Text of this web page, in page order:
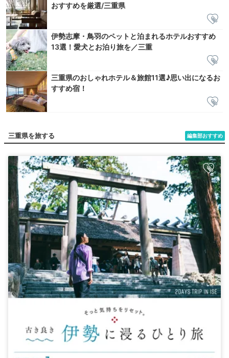
おすすめを厳選/三重県
伊勢志摩・鳥羽のペットと泊まれるホテルおすすめ
13選！愛犬とお泊り旅を／三重
三重県のおしゃれホテル＆旅館11選♪思い出になるお
すすめ宿！
編集部おすすめ
三重県を旅する